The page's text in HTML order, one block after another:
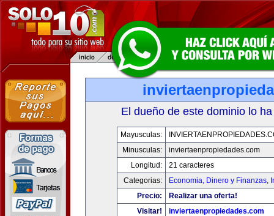
El dueño de este dominio lo
Mayusculas:
Minusculas:
inviertaenpropiedades.com
Longitud:
21 caracteres
Categorias:
Economia, Dinero y Finanzas,
Precio:
Realizar una oferta!
Visitar!
inviertaenpropiedades.com